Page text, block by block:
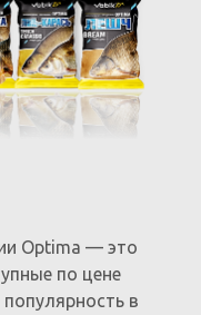
Optima — это
по цене
в